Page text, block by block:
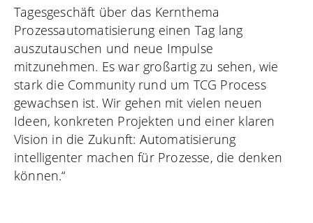
Tagesgeschäft über das Kernthema
Prozessautomatisierung einen Tag lang
auszutauschen und neue Impulse
mitzunehmen. Es war großartig zu sehen, wie
stark die Community rund um TCG Process
gewachsen ist. Wir gehen mit vielen neuen
Ideen, konkreten Projekten und einer klaren
Vision in die Zukunft: Automatisierung
intelligenter machen für Prozesse, die denken
können.“